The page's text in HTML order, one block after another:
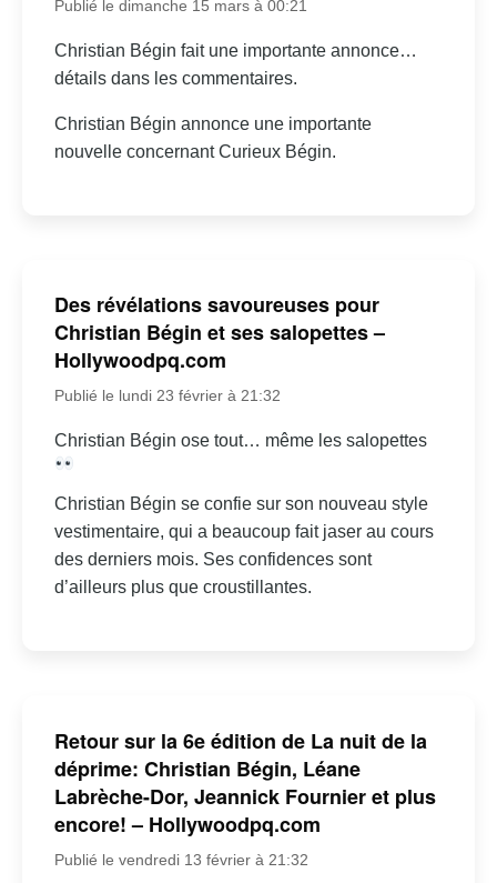
Publié le dimanche 15 mars à 00:21
Christian Bégin fait une importante annonce…
détails dans les commentaires.
Christian Bégin annonce une importante
nouvelle concernant Curieux Bégin.
Des révélations savoureuses pour
Christian Bégin et ses salopettes –
Hollywoodpq.com
Publié le lundi 23 février à 21:32
Christian Bégin ose tout… même les salopettes
Christian Bégin se confie sur son nouveau style
vestimentaire, qui a beaucoup fait jaser au cours
des derniers mois. Ses confidences sont
d’ailleurs plus que croustillantes.
Retour sur la 6e édition de La nuit de la
déprime: Christian Bégin, Léane
Labrèche-Dor, Jeannick Fournier et plus
encore! – Hollywoodpq.com
Publié le vendredi 13 février à 21:32